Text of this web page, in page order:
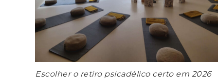
Escolher o retiro psicadélico certo em 2026